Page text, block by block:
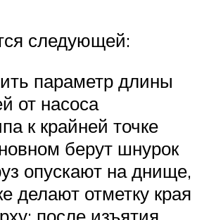
следующей:
параметр длины
от насоса
к крайней точке
берут шнурок
опускают на днище,
делают отметку края